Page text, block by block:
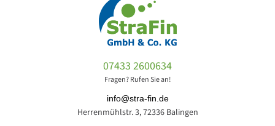
07433 2600634
Fragen? Rufen Sie an!
info@stra-fin.de
Herrenmühlstr. 3, 72336 Balingen